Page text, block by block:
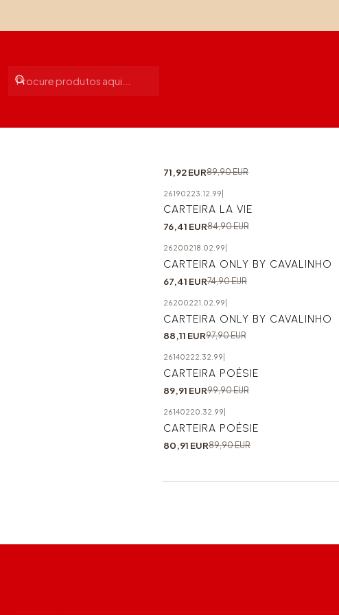
71,92 EUR89,90 EUR
26190223.12.99|
CARTEIRA LA VIE
76,41 EUR84,90 EUR
26200218.02.99
CARTEIRA ONLY BY CAVALINHO
67,41 EUR74,90 EUR
26200221.02.99|
CARTEIRA ONLY BY CAVALINHO
88,11 EUR97,90 EUR
26140222.32.99
CARTEIRA POÉSIE
89,91 EUR99,90 EUR
26140220.32.99|
CARTEIRA POÉSIE
80,91 EUR89,90 EUR